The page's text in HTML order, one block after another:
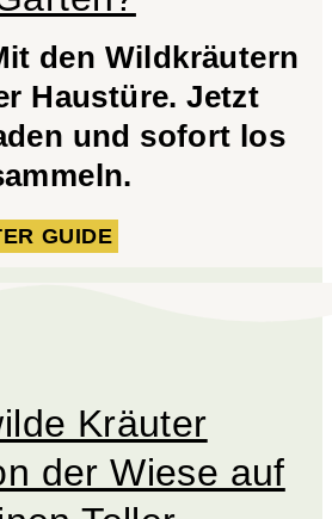
den Wildkräutern
Haustüre. Jetzt
und sofort los
GUIDE
Kräuter
der Wiese auf